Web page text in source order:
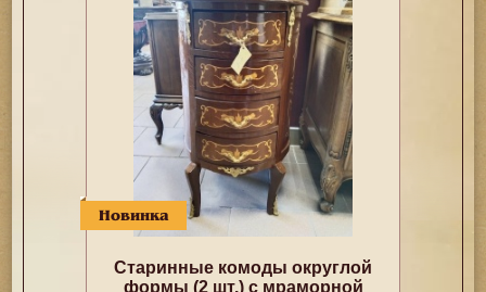
Новинка
Старинные комоды округлой
формы (2 шт.) с мраморной